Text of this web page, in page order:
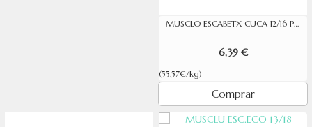
MUSCLO ESCABETX CUCA 12/16 PEÇES 115G
6,39 €
(55.57€/kg)
Comprar